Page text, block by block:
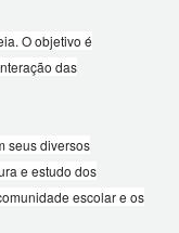
O objetivo é
das
seus diversos
e estudo dos
escolar e os